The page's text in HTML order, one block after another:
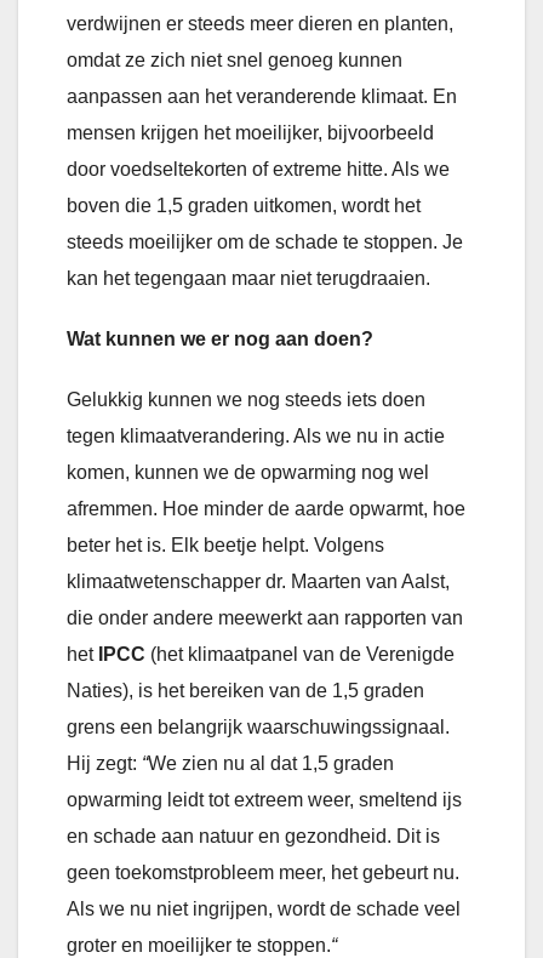
verdwijnen er steeds meer dieren en planten,
omdat ze zich niet snel genoeg kunnen
aanpassen aan het veranderende klimaat. En
mensen krijgen het moeilijker, bijvoorbeeld
door voedseltekorten of extreme hitte. Als we
boven die 1,5 graden uitkomen, wordt het
steeds moeilijker om de schade te stoppen. Je
kan het tegengaan maar niet terugdraaien.
Wat kunnen we er nog aan doen?
Gelukkig kunnen we nog steeds iets doen
tegen klimaatverandering. Als we nu in actie
komen, kunnen we de opwarming nog wel
afremmen. Hoe minder de aarde opwarmt, hoe
beter het is. Elk beetje helpt. Volgens
klimaatwetenschapper dr. Maarten van Aalst,
die onder andere meewerkt aan rapporten van
het IPCC (het klimaatpanel van de Verenigde
Naties), is het bereiken van de 1,5 graden
grens een belangrijk waarschuwingssignaal.
Hij zegt: “We zien nu al dat 1,5 graden
opwarming leidt tot extreem weer, smeltend ijs
en schade aan natuur en gezondheid. Dit is
geen toekomstprobleem meer, het gebeurt nu.
Als we nu niet ingrijpen, wordt de schade veel
groter en moeilijker te stoppen.“